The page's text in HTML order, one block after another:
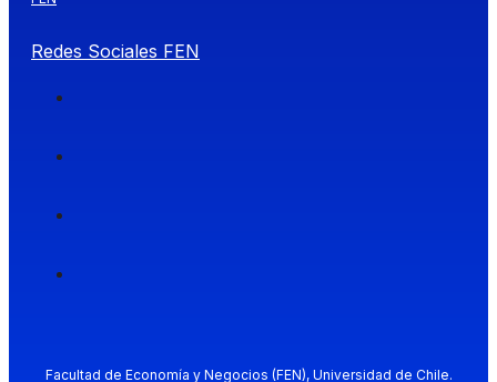
Redes Sociales FEN
Facultad de Economía y Negocios (FEN), Universidad de Chile.